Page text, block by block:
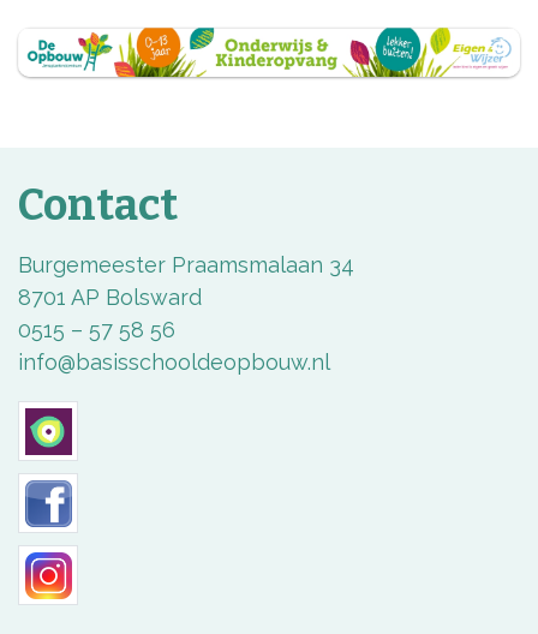
Contact
Burgemeester Praamsmalaan 34
8701 AP Bolsward
0515 – 57 58 56
info@basisschooldeopbouw.nl